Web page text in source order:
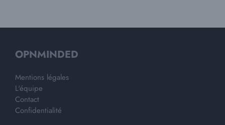
OPNMINDED
Mentions légales
L'équipe
Contact
Confidentialité